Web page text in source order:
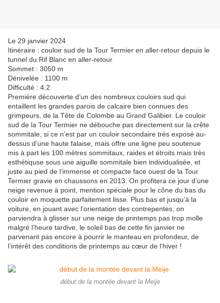
Le 29 janvier 2024
Itinéraire : couloir sud de la Tour Termier en aller-retour depuis le
tunnel du Rif Blanc en aller-retour
Sommet : 3050 m
Dénivelée : 1100 m
Difficulté : 4.2
Première découverte d’un des nombreux couloirs sud qui
entaillent les grandes parois de calcaire bien connues des
grimpeurs, de la Tête de Colombe au Grand Galibier. Le couloir
sud de la Tour Termier ne débouche pas directement sur la crête
sommitale, si ce n’est par un couloir secondaire très exposé au-
dessus d’une haute falaise, mais offre une ligne peu soutenue
mis à part les 100 mètres sommitaux, raides et étroits mais très
esthétiquse sous une aiguille sommitale bien individualisée, et
juste au pied de l’immense et compacte face ouest de la Tour
Termier gravie en chaussons en 2013. On profitera ce jour d’une
neige revenue à point, mention spéciale pour le cône du bas du
couloir en moquette parfaitement lisse. Plus bas et jusqu’à la
voiture, en jouant avec l’orientation des contrepentes, on
parviendra à glisser sur une neige de printemps pas trop molle
malgré l’heure tardive, le soleil bas de cette fin janvier ne
parvenant pas encore à pourrir le manteau en profondeur, de
l’intérêt des conditions de printemps au cœur de l’hiver !
début de la montée devant la Meije